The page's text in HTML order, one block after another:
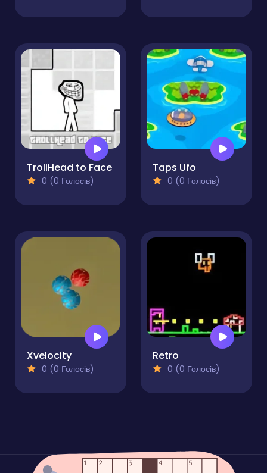
TrollHead to Face
0 (0 Голосів)
Taps Ufo
0 (0 Голосів)
Xvelocity
0 (0 Голосів)
Retro
0 (0 Голосів)